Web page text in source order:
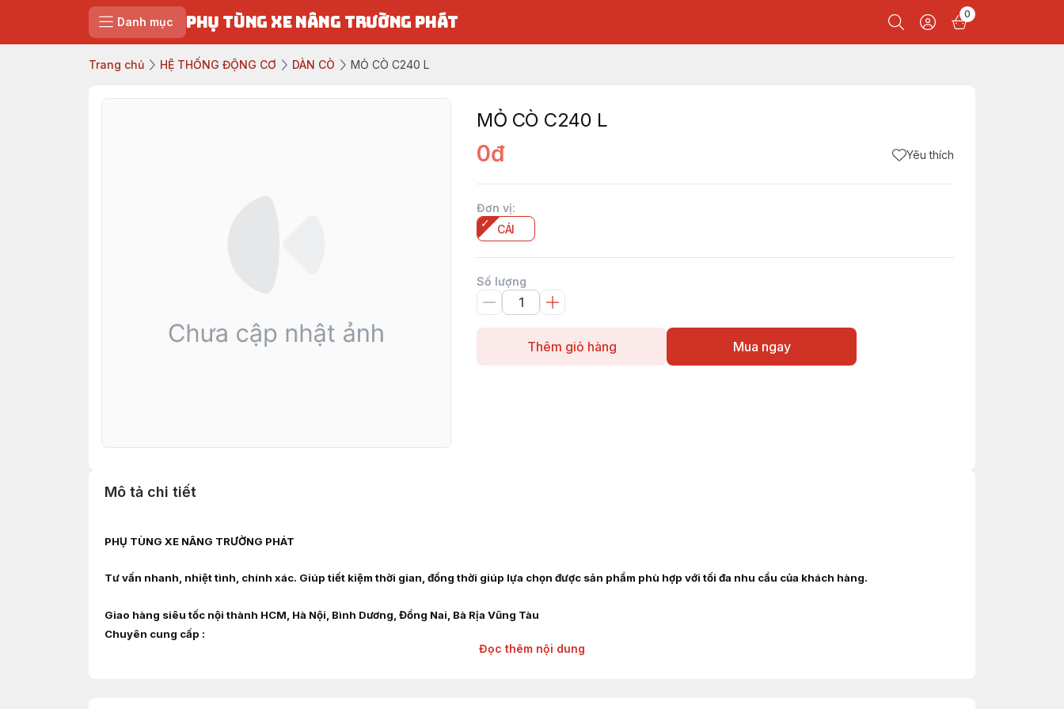
Danh mục PHỤ TÙNG XE NÂNG TRƯỜNG PHÁT 0
Trang chủ HỆ THỐNG ĐỘNG CƠ DÀN CÒ MỎ CÒ C240 L
MỎ CÒ C240 L
0đ Yêu thích
Đơn vị:
CÁI
Số lượng
Thêm giỏ hàng Mua ngay
Mô tả chi tiết
PHỤ TÙNG XE NÂNG TRƯỜNG PHÁT
Tư vấn nhanh, nhiệt tình, chính xác. Giúp tiết kiệm thời gian, đồng thời giúp lựa chọn được sản phẩm phù hợp với tối đa nhu cầu của khách hàng.
Giao hàng siêu tốc nội thành HCM, Hà Nội, Bình Dương, Đồng Nai, Bà Rịa Vũng Tàu
Chuyên cung cấp :
Đọc thêm nội dung